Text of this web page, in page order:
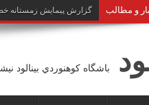
و مطالب گزارش پیمایش زمستانه خط
باشگاه كوهنوردي بينالود